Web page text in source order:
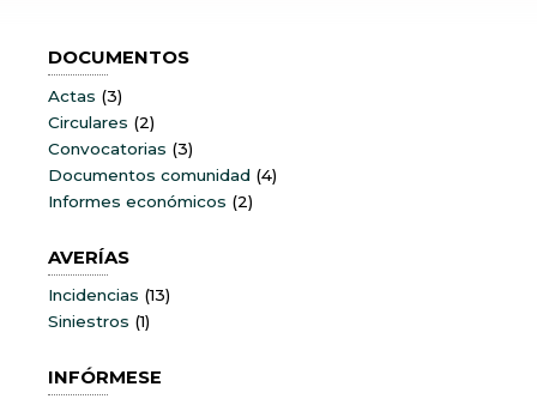
DOCUMENTOS
Actas (3)
Circulares (2)
Convocatorias (3)
Documentos comunidad (4)
Informes económicos (2)
AVERÍAS
Incidencias (13)
Siniestros (1)
INFÓRMESE